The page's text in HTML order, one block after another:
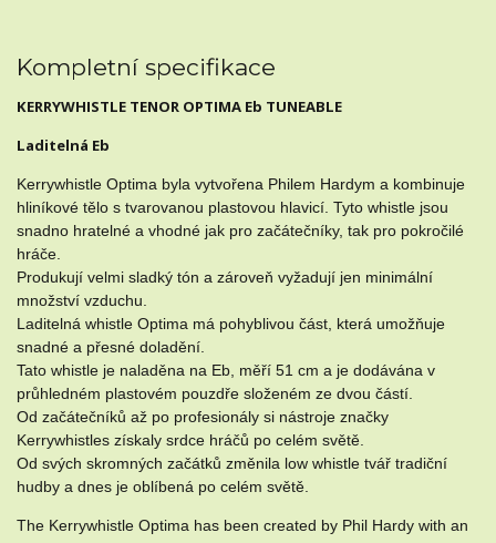
Kompletní specifikace
KERRYWHISTLE TENOR OPTIMA Eb TUNEABLE
Laditelná Eb
Kerrywhistle Optima byla vytvořena Philem Hardym a kombinuje
hliníkové tělo s tvarovanou plastovou hlavicí. Tyto whistle jsou
snadno hratelné a vhodné jak pro začátečníky, tak pro pokročilé
hráče.
Produkují velmi sladký tón a zároveň vyžadují jen minimální
množství vzduchu.
Laditelná whistle Optima má pohyblivou část, která umožňuje
snadné a přesné doladění.
Tato whistle je naladěna na Eb, měří 51 cm a je dodávána v
průhledném plastovém pouzdře složeném ze dvou částí.
Od začátečníků až po profesionály si nástroje značky
Kerrywhistles získaly srdce hráčů po celém světě.
Od svých skromných začátků změnila low whistle tvář tradiční
hudby a dnes je oblíbená po celém světě.
The Kerrywhistle Optima has been created by Phil Hardy with an